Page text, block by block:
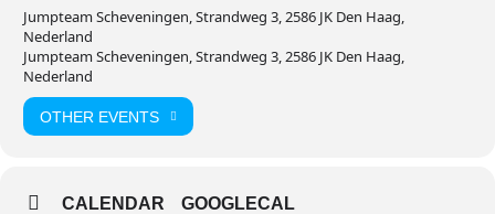
Jumpteam Scheveningen, Strandweg 3, 2586 JK Den Haag,
Nederland
Jumpteam Scheveningen, Strandweg 3, 2586 JK Den Haag,
Nederland
OTHER EVENTS
CALENDAR GOOGLECAL